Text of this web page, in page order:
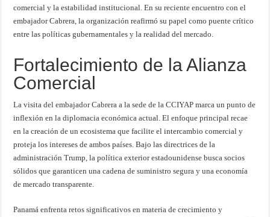
comercial y la estabilidad institucional. En su reciente encuentro con el
embajador Cabrera, la organización reafirmó su papel como puente crítico
entre las políticas gubernamentales y la realidad del mercado.
Fortalecimiento de la Alianza
Comercial
La visita del embajador Cabrera a la sede de la CCIYAP marca un punto de
inflexión en la diplomacia económica actual. El enfoque principal recae
en la creación de un ecosistema que facilite el intercambio comercial y
proteja los intereses de ambos países. Bajo las directrices de la
administración Trump, la política exterior estadounidense busca socios
sólidos que garanticen una cadena de suministro segura y una economía
de mercado transparente.
Panamá enfrenta retos significativos en materia de crecimiento y